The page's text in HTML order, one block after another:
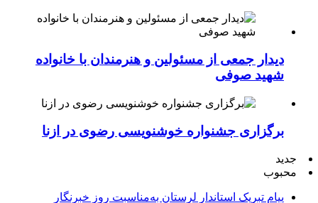
دیدار جمعی از مسئولین و هنرمندان با خانواده
شهید صوفی
برگزاری جشنواره خوشنویسی رضوی در ازنا
جدید
محبوب
پیام تبریک استاندار لرستان به‌مناسبت روز خبرنگار